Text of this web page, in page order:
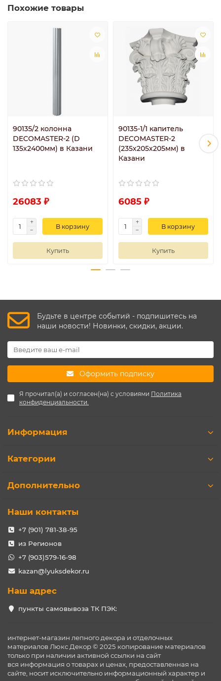
Похожие товары
90135/2 колонна
DECOMASTER-2 (D
135х2400мм) в Казани
26083 ₽
В корзину
Купить
90135-1/1 капитель
DECOMASTER-2
(235х205х205мм) в
Казани
6085 ₽
В корзину
Купить
Будьте в центре событий - подпишитесь на
наши новости! Новинки, скидки, акции.
Оформить подписку
Я прочитал(а) и согласен(на) с условиями Политика
конфиденциальности.
Информация
Категории
Дополнительно
Наши контакты
+7 (901) 781-38-95
из Регионов
+7 (903)579-16-98
kazan@lyuksdekor.ru
Наш адрес
пункты самовывоза ТК ПЭК:
интернет-магазин лепного декора и отделочных
материалов Люкс Декор © 2025 копирование материалов
только при наличии активной ссылки на сайт
вся информация о товарах и ценах, предоставленная на
сайте, носит исключительно информационный характер и